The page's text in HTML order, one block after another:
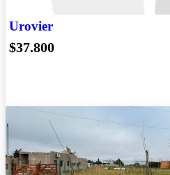
Urovier
$37.800